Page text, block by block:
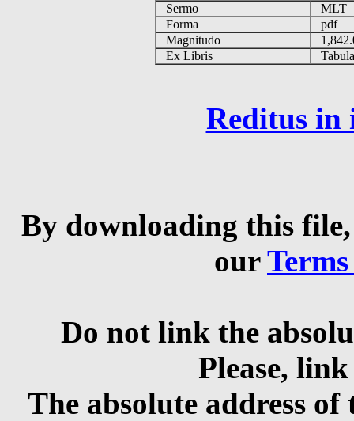
Sermo
MLT
Forma
pdf
Magnitudo
Ex Libris
Reditus in
By downloading this
our
Do not link the
Please,
The absolute address